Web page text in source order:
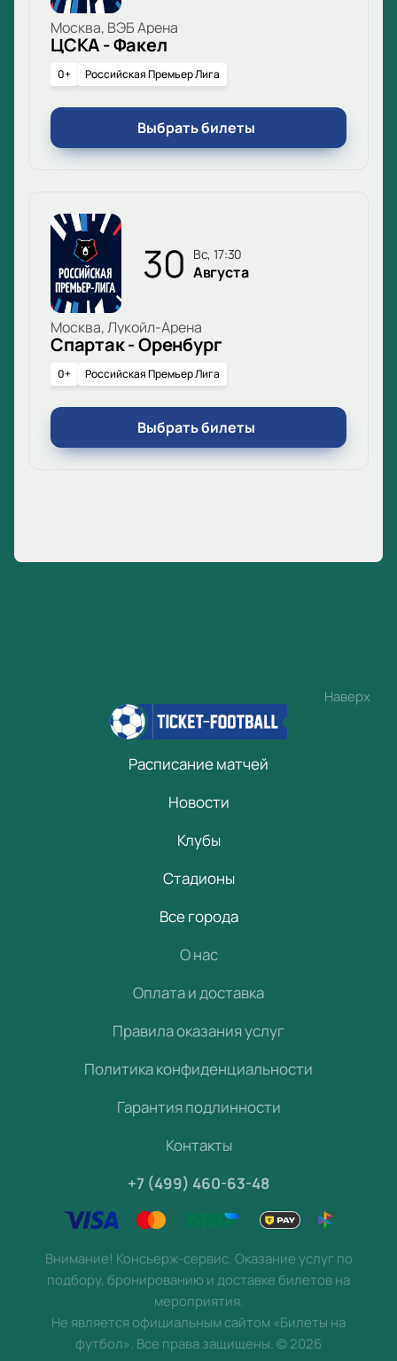
Москва, ВЭБ Арена
ЦСКА - Факел
0+ Российская Премьер Лига
Выбрать билеты
30 вс, 17:30
Августа
Москва, Лукойл-Арена
Спартак - Оренбург
0+ Российская Премьер Лига
Выбрать билеты
Наверх
Расписание матчей
Новости
Клубы
Стадионы
Все города
О нас
Оплата и доставка
Правила оказания услуг
Политика конфиденциальности
Гарантия подлинности
Контакты
+7 (499) 460-63-48
Внимание! Консьерж-сервис. Оказание услуг по
подбору, бронированию и доставке билетов на
мероприятия.
Не является официальным сайтом «Билеты на
футбол». Все права защищены.©2026